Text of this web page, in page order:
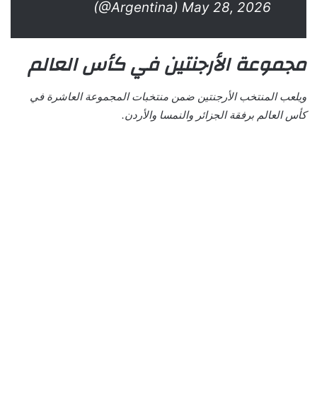
(@Argentina) May 28, 2026
مجموعة الأرجنتين في كأس العالم
ويلعب المنتخب الأرجنتين ضمن منتخبات المجموعة العاشرة في
كأس العالم برفقة الجزائر والنمسا والأردن.